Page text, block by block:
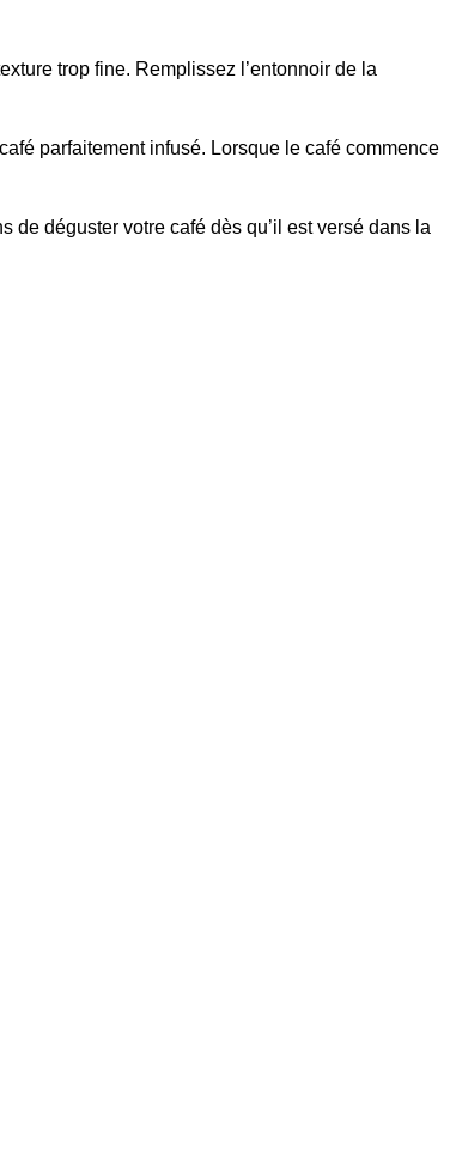
trop fine. Remplissez l’entonnoir de la
parfaitement infusé. Lorsque le café commence
déguster votre café dès qu’il est versé dans la